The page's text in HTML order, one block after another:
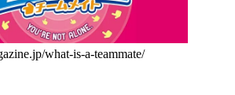
what-is-a-teammate/